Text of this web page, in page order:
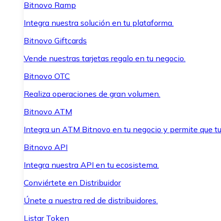
Bitnovo Ramp
Integra nuestra solución en tu plataforma.
Bitnovo Giftcards
Vende nuestras tarjetas regalo en tu negocio.
Bitnovo OTC
Realiza operaciones de gran volumen.
Bitnovo ATM
Integra un ATM Bitnovo en tu negocio y permite que
Bitnovo API
Integra nuestra API en tu ecosistema.
Conviértete en Distribuidor
Únete a nuestra red de distribuidores.
Listar Token